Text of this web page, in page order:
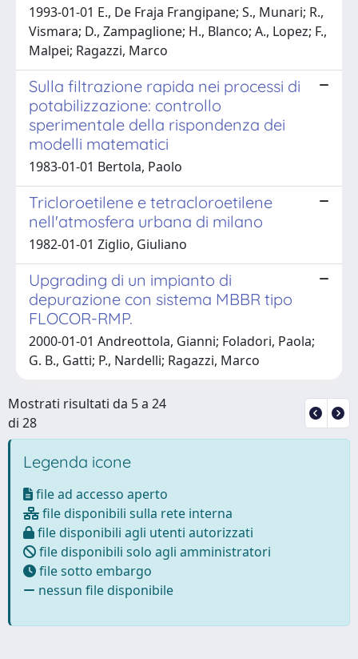
1993-01-01 E., De Fraja Frangipane; S., Munari; R.,
Vismara; D., Zampaglione; H., Blanco; A., Lopez; F.,
Malpei; Ragazzi, Marco
Sulla filtrazione rapida nei processi di
potabilizzazione: controllo
sperimentale della rispondenza dei
modelli matematici
1983-01-01 Bertola, Paolo
Tricloroetilene e tetracloroetilene
nell'atmosfera urbana di milano
1982-01-01 Ziglio, Giuliano
Upgrading di un impianto di
depurazione con sistema MBBR tipo
FLOCOR-RMP.
2000-01-01 Andreottola, Gianni; Foladori, Paola;
G. B., Gatti; P., Nardelli; Ragazzi, Marco
Mostrati risultati da 5 a 24
di 28
Legenda icone
file ad accesso aperto
file disponibili sulla rete interna
file disponibili agli utenti autorizzati
file disponibili solo agli amministratori
file sotto embargo
nessun file disponibile